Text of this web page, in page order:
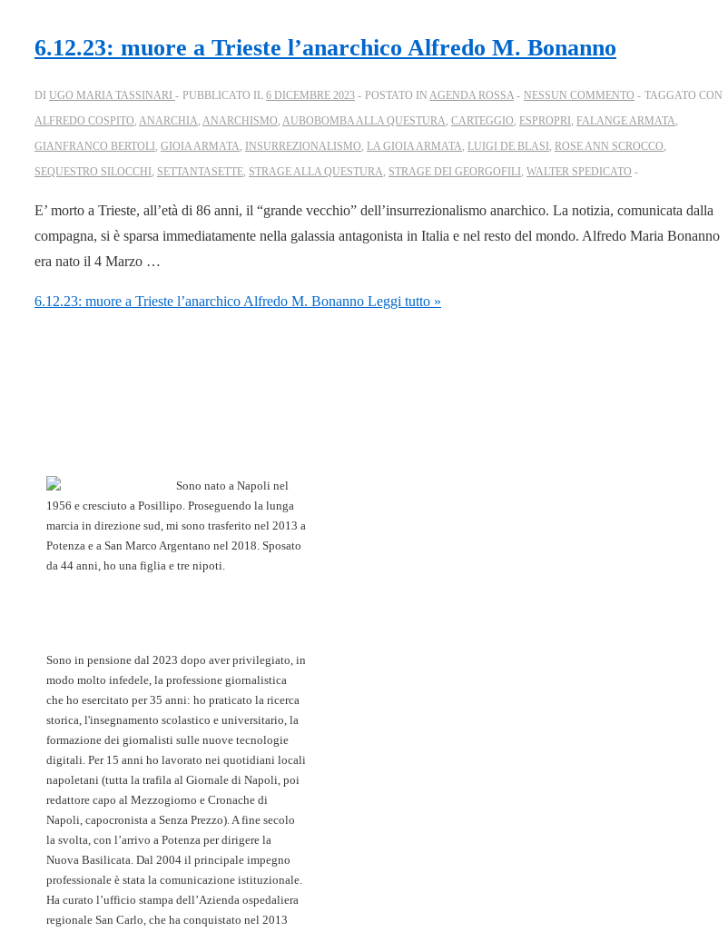
6.12.23: muore a Trieste l’anarchico Alfredo M. Bonanno
DI UGO MARIA TASSINARI PUBBLICATO IL 6 DICEMBRE 2023 POSTATO IN AGENDA ROSSA NESSUN COMMENTO
TAGGATO CON
ALFREDO COSPITO, ANARCHIA, ANARCHISMO, AUBOBOMBA ALLA QUESTURA, CARTEGGIO, ESPROPRI , FALANGE ARMATA,
GIANFRANCO BERTOLI , GIOIA ARMATA, INSURREZIONALISMO, LA GIOIA ARMATA, LUIGI DE BLASI , ROSE ANN SCROCCO,
SEQUESTRO SILOCCHI , SETTANTASETTE, STRAGE ALLA QUESTURA, STRAGE DEI GEORGOFILI , WALTER SPEDICATO
E’ morto a Trieste, all’età di 86 anni, il “grande vecchio” dell’insurrezionalismo anarchico. La notizia, comunicata dalla
compagna, si è sparsa immediatamente nella galassia antagonista in Italia e nel resto del mondo. Alfredo Maria Bonanno
era nato il 4 Marzo …
6.12.23: muore a Trieste l’anarchico Alfredo M. Bonanno Leggi tutto »
Sono nato a Napoli nel
1956 e cresciuto a Posillipo. Proseguendo la lunga
marcia in direzione sud, mi sono trasferito nel 2013 a
Potenza e a San Marco Argentano nel 2018. Sposato
da 44 anni, ho una figlia e tre nipoti.
Sono in pensione dal 2023 dopo aver privilegiato, in
modo molto infedele, la professione giornalistica
che ho esercitato per 35 anni: ho praticato la ricerca
storica, l'insegnamento scolastico e universitario, la
formazione dei giornalisti sulle nuove tecnologie
digitali. Per 15 anni ho lavorato nei quotidiani locali
napoletani (tutta la trafila al Giornale di Napoli, poi
redattore capo al Mezzogiorno e Cronache di
Napoli, capocronista a Senza Prezzo). A fine secolo
la svolta, con l’arrivo a Potenza per dirigere la
Nuova Basilicata. Dal 2004 il principale impegno
professionale è stata la comunicazione istituzionale.
Ha curato l’ufficio stampa dell’Azienda ospedaliera
regionale San Carlo, che ha conquistato nel 2013